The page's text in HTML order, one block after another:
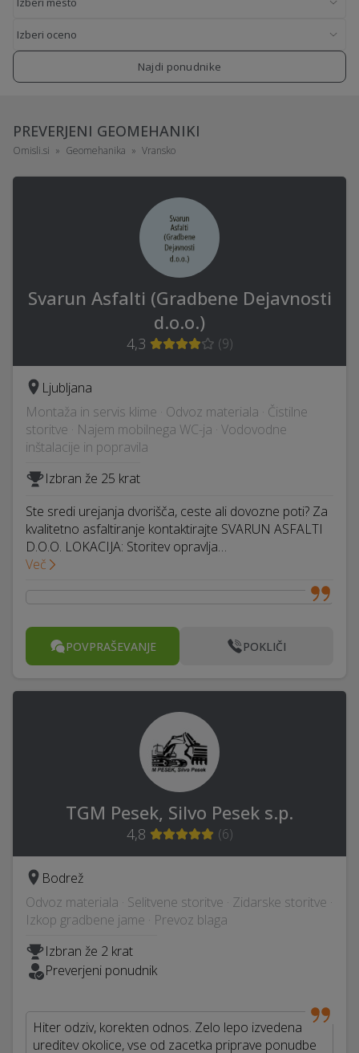
Najdi ponudnike
PREVERJENI GEOMEHANIKI
Omisli.si Geomehanika Vransko
Svarun Asfalti (Gradbene Dejavnosti
d.o.o.)
4,3 (9)
Ljubljana
Montaža in servis klime · Odvoz materiala · Čistilne
storitve · Najem mobilnega WC-ja · Vodovodne
inštalacije in popravila
Izbran že 25 krat
Ste sredi urejanja dvorišča, ceste ali dovozne poti? Za
kvalitetno asfaltiranje kontaktirajte SVARUN ASFALTI
D.O.O. LOKACIJA: Storitev opravlja…
Več
POVPRAŠEVANJE POKLIČI
TGM Pesek, Silvo Pesek s.p.
4,8 (6)
Bodrež
Odvoz materiala · Selitvene storitve · Zidarske storitve ·
Izkop gradbene jame · Prevoz blaga
Izbran že 2 krat
Preverjeni ponudnik
Hiter odziv, korekten odnos. Zelo lepo izvedena
ureditev okolice, vse od zacetka priprave ponudbe